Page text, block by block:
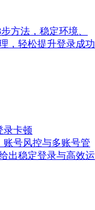
方法，稳定环境、
，轻松提升登录成功
录卡顿
号风控与多账号管
出稳定登录与高效运